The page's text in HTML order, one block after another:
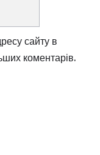
сайту в
коментарів.